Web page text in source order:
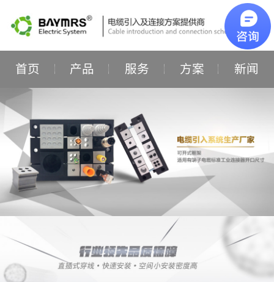
首页 产品 服务 方案 新闻